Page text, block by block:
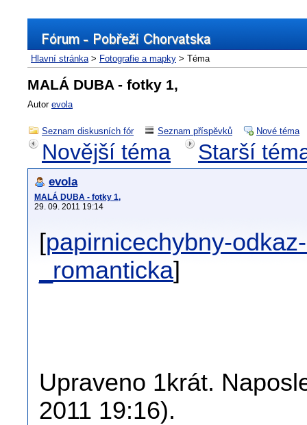
Hlavní stránka> Fotografie a mapky > Téma
MALÁ DUBA - fotky 1,
Autor evola
Seznam diskusních fór Seznam příspěvků Nové téma
Novější téma Starší
evola
MALÁ DUBA - fotky 1,
29. 09. 2011 19:14
[papirnicechybny-
_romanticka]
Upraveno 1krát.
2011 19:16).